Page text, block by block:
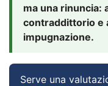
ma una rinuncia:
contraddittorio e
impugnazione.
Serve una